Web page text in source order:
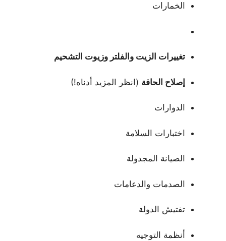
الخمارات
تغييرات الزيت والفلتر وزيوت التشحيم
إصلاح الحافة (انظر المزيد أدناه!)
الدوارات
اختبارات السلامة
الصيانة المجدولة
الصدمات والدعامات
تفتيش الدولة
أنظمة التوجيه